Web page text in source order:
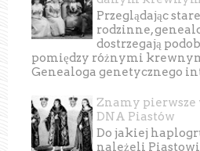
Przeglądając
rodzinne,
dostrzegają
pomiędzy różnymi
Genealoga genetycznego
Znamy
DNA Piastów
Do jakiej
należeli